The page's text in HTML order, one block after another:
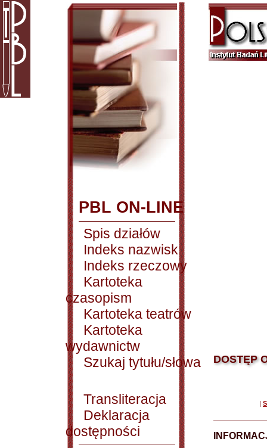
PBL ON-LINE
Spis działów
Indeks nazwisk
Indeks rzeczowy
Kartoteka
czasopism
Kartoteka teatrów
Kartoteka
wydawnictw
Szukaj tytułu/słowa
Transliteracja
Deklaracja
dostępności
DOSTĘP
|